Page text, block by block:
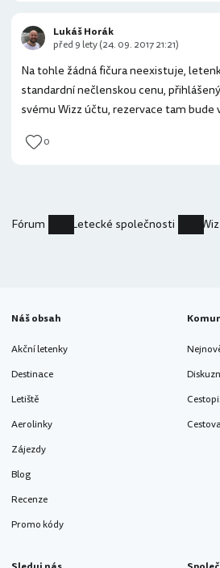
Na tohle žádná fičura neexistuje,
standardní nečlenskou cenu,
svému Wizz účtu, rezervace tam bude
0
Lukáš Horák
před 9 lety (24. 09. 2017 21:21)
Fórum Letecké společnosti
Náš obsah
Akční letenky
Destinace
Letiště
Aerolinky
Zájezdy
Blog
Recenze
Promo kódy